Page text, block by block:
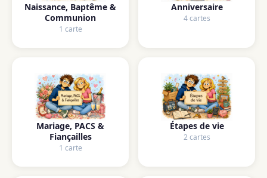
Naissance, Baptême &
Communion
1 carte
Anniversaire
4 cartes
Mariage, PACS &
Fiançailles
1 carte
Étapes de vie
2 cartes